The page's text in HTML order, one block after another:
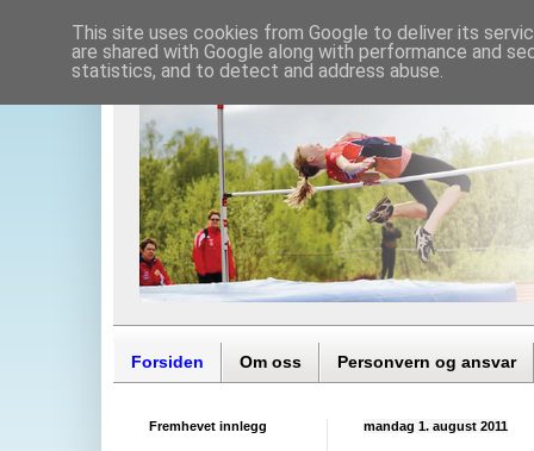
Forsiden Om oss Personvern og ansvar
mandag 1. august 2011
Fremhevet innlegg
This site uses cookies from Google to deliver its
are shared with Google along with performance and
statistics, and to detect and address abuse.